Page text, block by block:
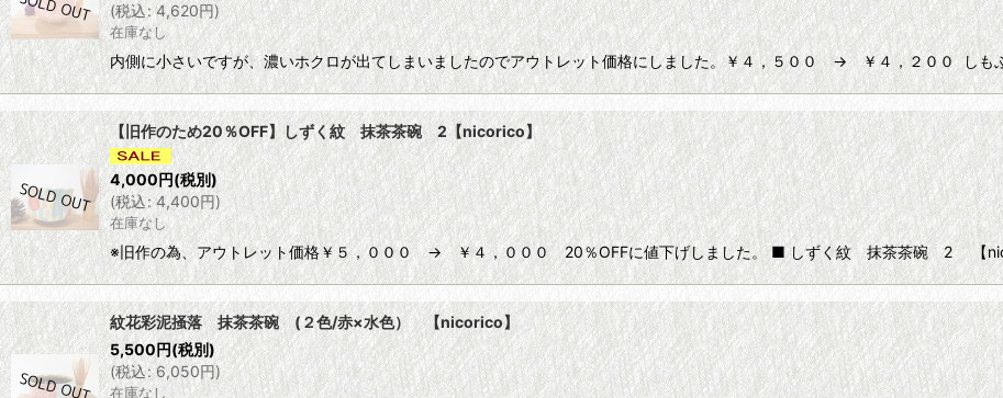
(税込: 4,620円)
在庫なし
内側に小さいですが、濃いホクロが出てしまいましたのでアウトレット価格にしました。￥４，５００ → ￥４，２００ しも
【旧作のため20％OFF】しずく紋 抹茶茶碗 2【nicorico】
4,000円(税別)
(税込: 4,400円)
在庫なし
※旧作の為、アウトレット価格￥５，０００ → ￥４，０００ 20％OFFに値下げしました。 ■ しずく紋 抹茶茶碗 2 【
紋花彩泥掻落 抹茶茶碗 (２色/赤×水色） 【nicorico】
5,500円(税別)
(税込: 6,050円)
在庫なし